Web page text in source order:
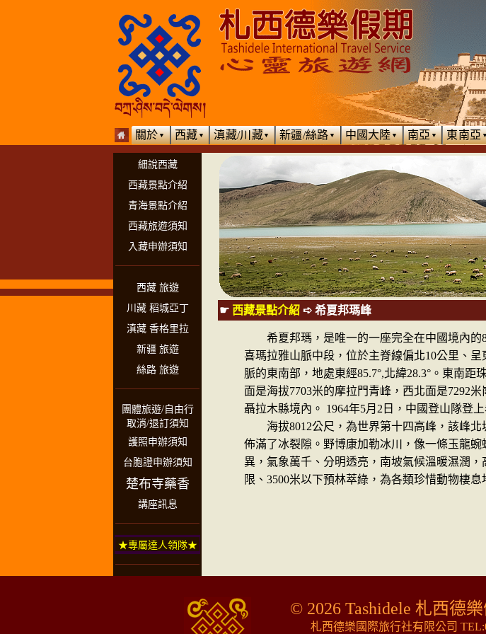
關於▼ 西藏▼ 滇藏/川藏▼ 新疆/絲路▼ 中國大陸▼ 南亞▼ 東南亞
細說西藏
西藏景點介紹
青海景點介紹
西藏旅遊須知
入藏申辦須知
西藏 旅遊
川藏 稻城亞丁
滇藏 香格里拉
新疆 旅遊
絲路 旅遊
團體旅遊/自由行
取消/退訂須知
護照申辦須知
台胞證申辦須知
楚布寺藥香
講座訊息
★專屬達人領隊★
☛ 西藏景點介紹➪ 希夏邦瑪峰
希夏邦瑪，是唯一的一座完全在中國境內的
喜瑪拉雅山脈中段，位於主脊線偏北10公里、
脈的東南部，地處東經85.7°,北緯28.3°。東南距
面是海拔7703米的摩拉門青峰，西北面是7292
聶拉木縣境內。 1964年5月2日，中國登山隊登
海拔8012公尺，為世界第十四高峰，該峰北
佈滿了冰裂隙。野博康加勒冰川，像一條玉龍
異，氣象萬千、分明透亮，南坡氣候溫暖濕潤，
限、3500米以下預林萃綠，為各類珍惜動物棲息
© 2026 Tashidele 札西德
札西德樂國際旅行社有限公司 TEL: